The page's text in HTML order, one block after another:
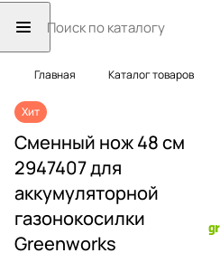
Главная Каталог товаров
Хит
Сменный нож 48 см
2947407 для
аккумуляторной
газонокосилки
Greenworks